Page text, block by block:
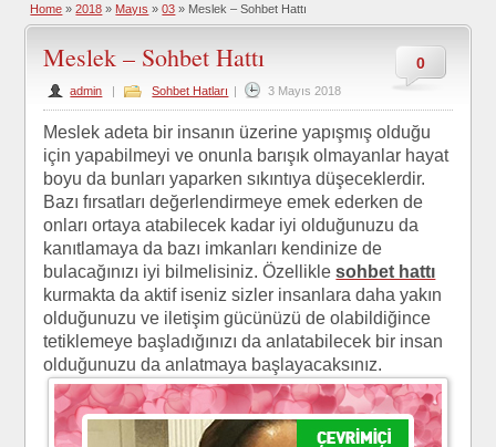
Home » 2018 » Mayıs » 03 » Meslek – Sohbet Hattı
0
Meslek – Sohbet Hattı
admin | Sohbet Hatları | 3 Mayıs 2018
Meslek adeta bir insanın üzerine yapışmış olduğu
için yapabilmeyi ve onunla barışık olmayanlar hayat
boyu da bunları yaparken sıkıntıya düşeceklerdir.
Bazı fırsatları değerlendirmeye emek ederken de
onları ortaya atabilecek kadar iyi olduğunuzu da
kanıtlamaya da bazı imkanları kendinize de
bulacağınızı iyi bilmelisiniz. Özelliklesohbet hattı
kurmakta da aktif iseniz sizler insanlara daha yakın
olduğunuzu ve iletişim gücünüzü de olabildiğince
tetiklemeye başladığınızı da anlatabilecek bir insan
olduğunuzu da anlatmaya başlayacaksınız.